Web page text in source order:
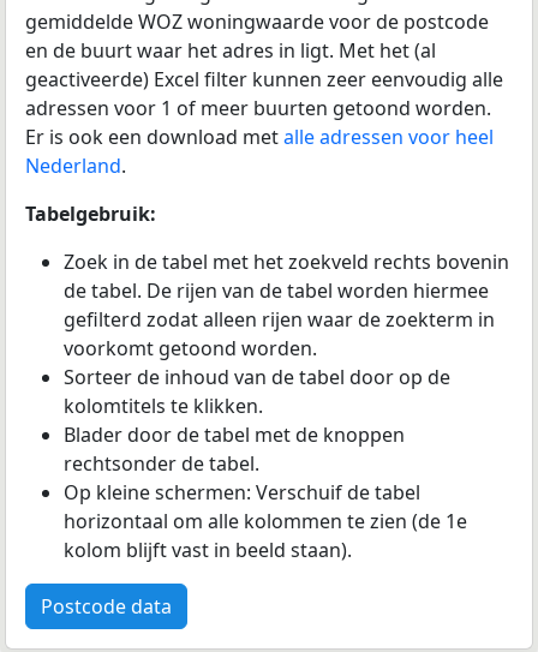
gemiddelde WOZ woningwaarde voor de postcode
en de buurt waar het adres in ligt. Met het (al
geactiveerde) Excel filter kunnen zeer eenvoudig alle
adressen voor 1 of meer buurten getoond worden.
Er is ook een download metalle adressen voor heel
Nederland.
Tabelgebruik:
Zoek in de tabel met het zoekveld rechts bovenin
de tabel. De rijen van de tabel worden hiermee
gefilterd zodat alleen rijen waar de zoekterm in
voorkomt getoond worden.
Sorteer de inhoud van de tabel door op de
kolomtitels te klikken.
Blader door de tabel met de knoppen
rechtsonder de tabel.
Op kleine schermen: Verschuif de tabel
horizontaal om alle kolommen te zien (de 1e
kolom blijft vast in beeld staan).
Postcode data